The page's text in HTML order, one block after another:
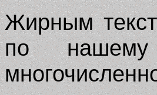
Жирным
по нашему